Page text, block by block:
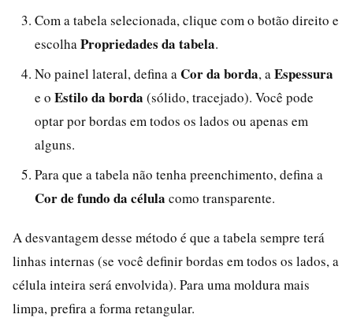
Com a tabela selecionada, clique com o botão direito e
escolha Propriedades da tabela.
No painel lateral, defina a Cor da borda, a Espessura
e o Estilo da borda (sólido, tracejado). Você pode
optar por bordas em todos os lados ou apenas em
alguns.
Para que a tabela não tenha preenchimento, defina a
Cor de fundo da célula como transparente.
A desvantagem desse método é que a tabela sempre terá
linhas internas (se você definir bordas em todos os lados, a
célula inteira será envolvida). Para uma moldura mais
limpa, prefira a forma retangular.